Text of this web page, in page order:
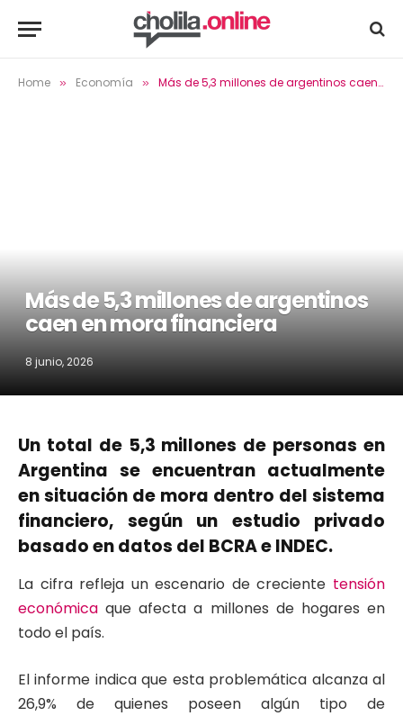
Home » Economía » Más de 5,3 millones de argentinos caen en mora financiera
Más de 5,3 millones de argentinos
caen en mora financiera
8 junio, 2026
Un total de 5,3 millones de personas en
Argentina se encuentran actualmente
en situación de mora dentro del sistema
financiero, según un estudio privado
basado en datos del BCRA e INDEC.
La cifra refleja un escenario de creciente tensión
económica que afecta a millones de hogares en
todo el país.
El informe indica que esta problemática alcanza al
26,9% de quienes poseen algún tipo de